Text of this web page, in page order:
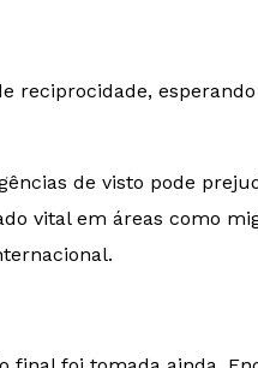
reciprocidade,
de visto pode
vital em áreas como